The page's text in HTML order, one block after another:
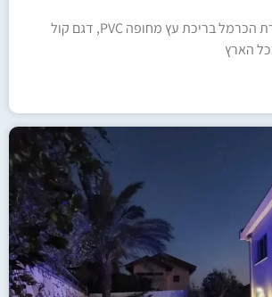
חיפה והקריות – טירת הכרמל בריכת עץ מחופה PVC, דגם קול
הארץ